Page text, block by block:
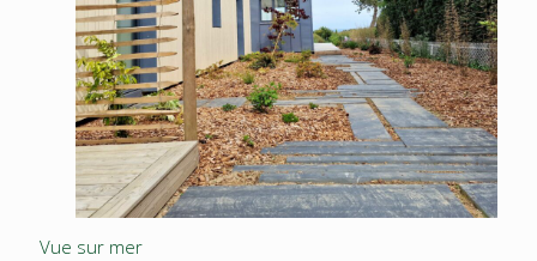
Vue sur mer